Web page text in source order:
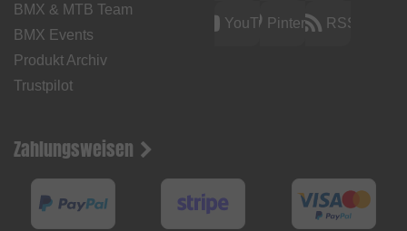
BMX & MTB Team
BMX Events
Produkt Archiv
Trustpilot
YouTubePinterest RSS
Zahlungsweisen